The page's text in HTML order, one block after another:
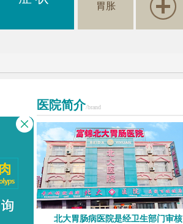
胃胀
医院简介/brand
北大胃肠病医院是经卫生部门审核